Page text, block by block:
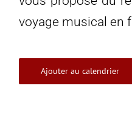
voyage musical en
Ajouter au calendrier